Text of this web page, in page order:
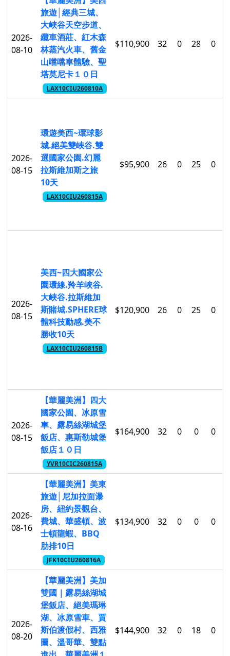
2026-
08-10
旅遊│經典三城、
大峽谷天空步道、
纜車酒莊、紅木森
林蒸汽火車、舊金
山噹噹車體驗、聖
塔莫尼卡１０日
LAX10CIU260810A
$110,900 32 0 28 0
2026-
08-15
環遊美西~環球影
城.絕美雙峽谷.雙
選國家公園.幻麗
拉斯維加斯之旅
10天
LAX10CIU260815A
$95,900 26 0 25 0
2026-
08-15
美西~四大國家公
園環線.羚羊峽谷.
大峽谷.拉斯維加
斯賭城.SPHERE球
體科技動感.美不
勝收10天
LAX10CIU260815B
$120,900 26 0 25 0
2026-
08-15
【華麗美洲】四大
國家公園、冰原雪
車、露易絲湖城堡
飯店、惠斯勒城堡
飯店１０日
YVR10CIC260815A
$164,900 32 0 0 0
2026-
08-16
【華麗美洲】美東
旅遊│尼加拉面瀑
房、紐約景觀台、
費城、華盛頓、波
士頓龍蝦、BBQ
肋排10日
JFK10CIU260816A
$134,900 32 0 0 0
2026-
08-20
【華麗美洲】美加
雙國｜露易絲湖城
堡飯店、絕美瑪琳
湖、冰原雪車、賈
斯伯渡假村、西雅
圖、溫哥華、雙點
$144,900 32 0 18 0